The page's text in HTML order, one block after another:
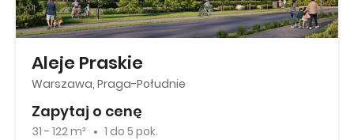
Aleje Praskie
Warszawa, Praga-Południe
Zapytaj o cenę
31 - 122 m² 1 do 5 pok.